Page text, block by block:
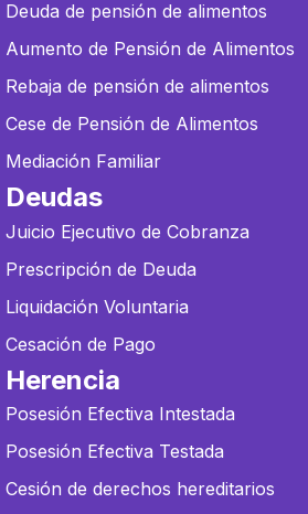
Deuda de pensión de alimentos
Aumento de Pensión de Alimentos
Rebaja de pensión de alimentos
Cese de Pensión de Alimentos
Mediación Familiar
Deudas
Juicio Ejecutivo de Cobranza
Prescripción de Deuda
Liquidación Voluntaria
Cesación de Pago
Herencia
Posesión Efectiva Intestada
Posesión Efectiva Testada
Cesión de derechos hereditarios